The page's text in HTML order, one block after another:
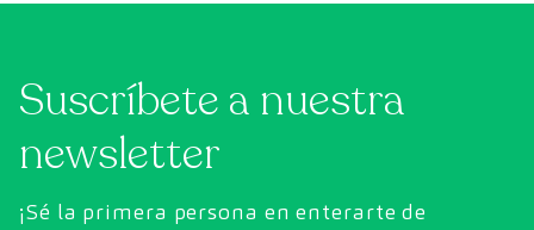
Suscríbete a nuestra
newsletter
¡Sé la primera persona en enterarte de